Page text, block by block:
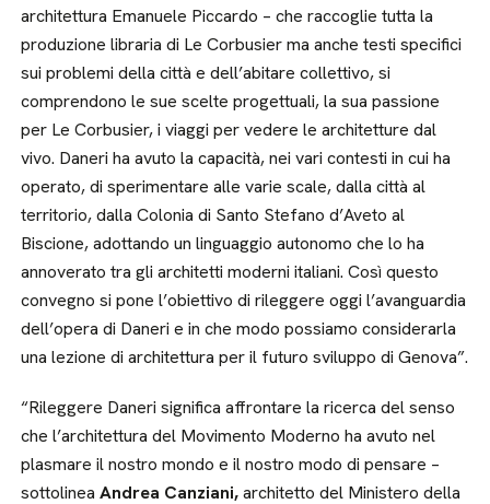
architettura Emanuele Piccardo – che raccoglie tutta la
produzione libraria di Le Corbusier ma anche testi specifici
sui problemi della città e dell’abitare collettivo, si
comprendono le sue scelte progettuali, la sua passione
per Le Corbusier, i viaggi per vedere le architetture dal
vivo. Daneri ha avuto la capacità, nei vari contesti in cui ha
operato, di sperimentare alle varie scale, dalla città al
territorio, dalla Colonia di Santo Stefano d’Aveto al
Biscione, adottando un linguaggio autonomo che lo ha
annoverato tra gli architetti moderni italiani. Così questo
convegno si pone l’obiettivo di rileggere oggi l’avanguardia
dell’opera di Daneri e in che modo possiamo considerarla
una lezione di architettura per il futuro sviluppo di Genova”.
“Rileggere Daneri significa affrontare la ricerca del senso
che l’architettura del Movimento Moderno ha avuto nel
plasmare il nostro mondo e il nostro modo di pensare –
sottolinea Andrea Canziani,architetto del Ministero della